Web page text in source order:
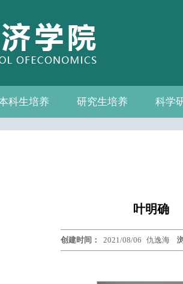
—中心名录
教授
科生培养
教务通知
教学管理
相关下载
教学成果
研究生培养
教务通知
培养方案
相关下载
科学
科研
科研
学术
叶明确
创建时间： 2021/08/06 仇逸海